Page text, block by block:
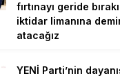
fırtınayı geride
iktidar limanına
atacağız
YENİ Parti’nin